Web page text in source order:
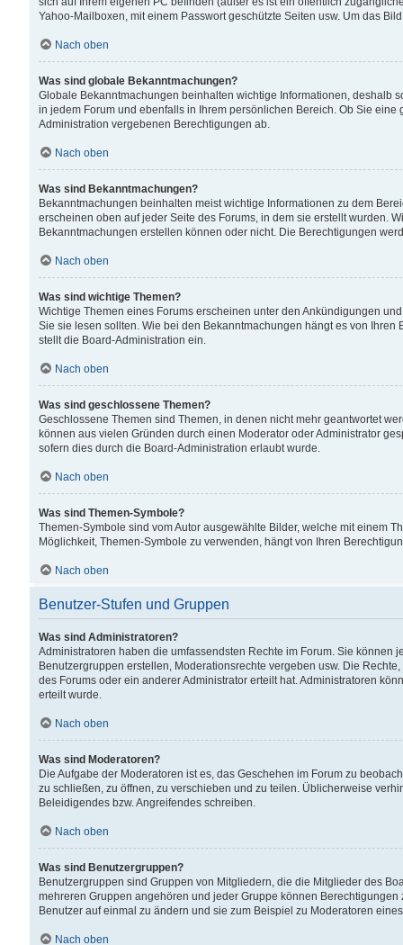
Yahoo-Mailboxen, mit einem Passwort geschützte Seiten usw. Um das
Nach oben
Was sind globale Bekanntmachungen?
Globale Bekanntmachungen beinhalten wichtige Informationen, deshalb
in jedem Forum und ebenfalls in Ihrem persönlichen Bereich. Ob Sie
Administration vergebenen Berechtigungen ab.
Nach oben
Was sind Bekanntmachungen?
Bekanntmachungen beinhalten meist wichtige Informationen zu dem
erscheinen oben auf jeder Seite des Forums, in dem sie erstellt wurden.
Bekanntmachungen erstellen können oder nicht. Die Berechtigungen
Nach oben
Was sind wichtige Themen?
Wichtige Themen eines Forums erscheinen unter den Ankündigungen
Sie sie lesen sollten. Wie bei den Bekanntmachungen hängt es von
stellt die Board-Administration ein.
Nach oben
Was sind geschlossene Themen?
Geschlossene Themen sind Themen, in denen nicht mehr geantwortet
können aus vielen Gründen durch einen Moderator oder Administrator
sofern dies durch die Board-Administration erlaubt wurde.
Nach oben
Was sind Themen-Symbole?
Themen-Symbole sind vom Autor ausgewählte Bilder, welche mit einem
Möglichkeit, Themen-Symbole zu verwenden, hängt von Ihren
Nach oben
Benutzer-Stufen und Gruppen
Was sind Administratoren?
Administratoren haben die umfassendsten Rechte im Forum. Sie können
Benutzergruppen erstellen, Moderationsrechte vergeben usw. Die
des Forums oder ein anderer Administrator erteilt hat. Administratoren
erteilt wurde.
Nach oben
Was sind Moderatoren?
Die Aufgabe der Moderatoren ist es, das Geschehen im Forum zu
zu schließen, zu öffnen, zu verschieben und zu teilen. Üblicherweise
Beleidigendes bzw. Angreifendes schreiben.
Nach oben
Was sind Benutzergruppen?
Benutzergruppen sind Gruppen von Mitgliedern, die die Mitglieder des
mehreren Gruppen angehören und jeder Gruppe können
Benutzer auf einmal zu ändern und sie zum Beispiel zu Moderatoren
Nach oben